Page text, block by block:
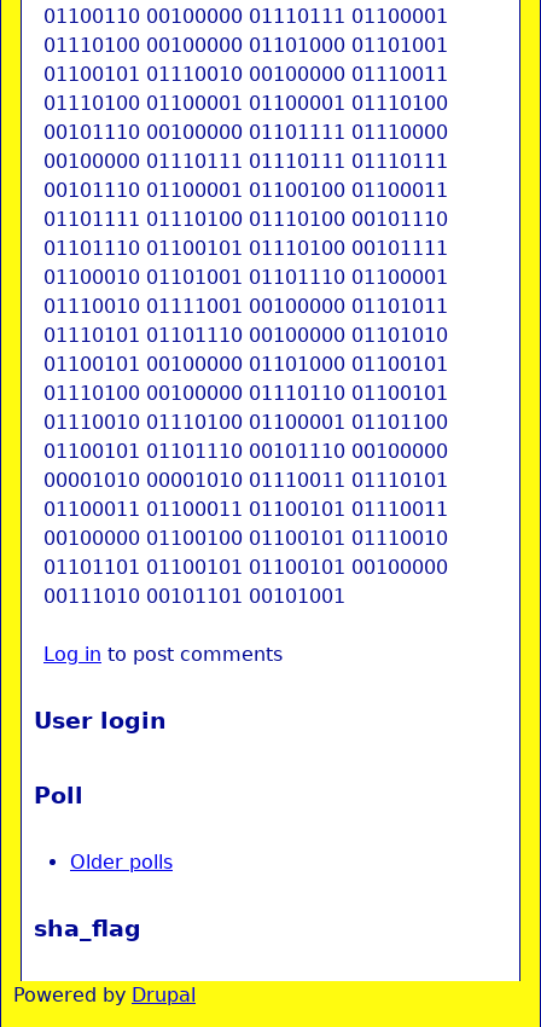
01100110 00100000 01110111 01100001
01110100 00100000 01101000 01101001
01100101 01110010 00100000 01110011
01110100 01100001 01100001 01110100
00101110 00100000 01101111 01110000
00100000 01110111 01110111 01110111
00101110 01100001 01100100 01100011
01101111 01110100 01110100 00101110
01101110 01100101 01110100 00101111
01100010 01101001 01101110 01100001
01110010 01111001 00100000 01101011
01110101 01101110 00100000 01101010
01100101 00100000 01101000 01100101
01110100 00100000 01110110 01100101
01110010 01110100 01100001 01101100
01100101 01101110 00101110 00100000
00001010 00001010 01110011 01110101
01100011 01100011 01100101 01110011
00100000 01100100 01100101 01110010
01101101 01100101 01100101 00100000
00111010 00101101 00101001
Log in to post comments
User login
Poll
Older polls
sha_flag
Powered by Drupal